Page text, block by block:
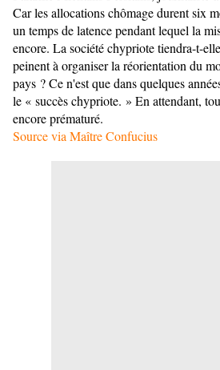
Car les allocations chômage durent six
un temps de latence pendant lequel la
encore. La société chypriote tiendra-t-
peinent à organiser la réorientation du
pays ? Ce n'est que dans quelques
le « succès chypriote. » En attendant,
encore prématuré.
Source via Maître Confucius